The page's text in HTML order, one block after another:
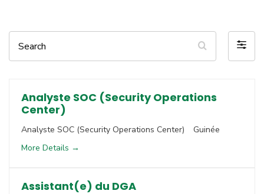
Filter
by
Analyste SOC (Security Operations
Center)
Analyste SOC (Security Operations Center)
Guinée
More Details
Assistant(e) du DGA